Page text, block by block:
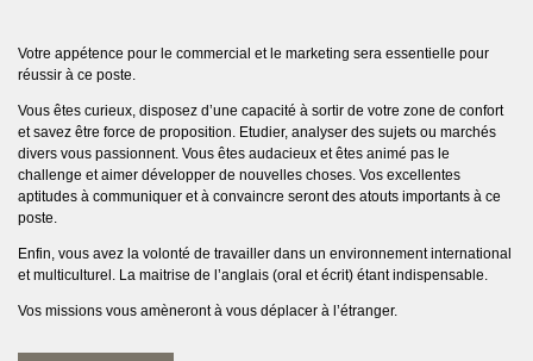
Votre appétence pour le commercial et le marketing sera essentielle pour
réussir à ce poste.
Vous êtes curieux, disposez d’une capacité à sortir de votre zone de confort
et savez être force de proposition. Etudier, analyser des sujets ou marchés
divers vous passionnent. Vous êtes audacieux et êtes animé pas le
challenge et aimer développer de nouvelles choses. Vos excellentes
aptitudes à communiquer et à convaincre seront des atouts importants à ce
poste.
Enfin, vous avez la volonté de travailler dans un environnement international
et multiculturel. La maitrise de l’anglais (oral et écrit) étant indispensable.
Vos missions vous amèneront à vous déplacer à l’étranger.